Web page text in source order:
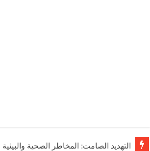
التهديد الصامت: المخاطر الصحية